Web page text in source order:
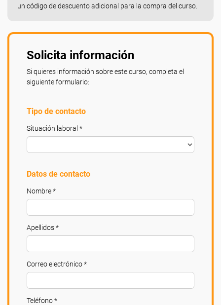
un código de descuento adicional para la compra del curso.
Solicita información
Si quieres información sobre este curso, completa el
siguiente formulario:
Tipo de contacto
Situación laboral *
Datos de contacto
Nombre *
Apellidos *
Correo electrónico *
Teléfono *